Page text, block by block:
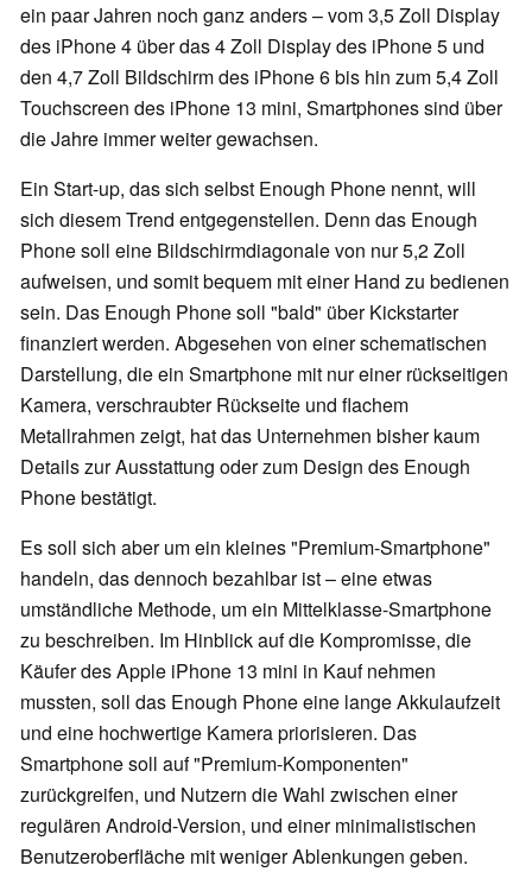
ein paar Jahren noch ganz anders – vom 3,5 Zoll Display
des iPhone 4 über das 4 Zoll Display des iPhone 5 und
den 4,7 Zoll Bildschirm des iPhone 6 bis hin zum 5,4 Zoll
Touchscreen des iPhone 13 mini, Smartphones sind über
die Jahre immer weiter gewachsen.
Ein Start-up, das sich selbst Enough Phone nennt, will
sich diesem Trend entgegenstellen. Denn das Enough
Phone soll eine Bildschirmdiagonale von nur 5,2 Zoll
aufweisen, und somit bequem mit einer Hand zu bedienen
sein. Das Enough Phone soll "bald" über Kickstarter
finanziert werden. Abgesehen von einer schematischen
Darstellung, die ein Smartphone mit nur einer rückseitigen
Kamera, verschraubter Rückseite und flachem
Metallrahmen zeigt, hat das Unternehmen bisher kaum
Details zur Ausstattung oder zum Design des Enough
Phone bestätigt.
Es soll sich aber um ein kleines "Premium-Smartphone"
handeln, das dennoch bezahlbar ist – eine etwas
umständliche Methode, um ein Mittelklasse-Smartphone
zu beschreiben. Im Hinblick auf die Kompromisse, die
Käufer des Apple iPhone 13 mini in Kauf nehmen
mussten, soll das Enough Phone eine lange Akkulaufzeit
und eine hochwertige Kamera priorisieren. Das
Smartphone soll auf "Premium-Komponenten"
zurückgreifen, und Nutzern die Wahl zwischen einer
regulären Android-Version, und einer minimalistischen
Benutzeroberfläche mit weniger Ablenkungen geben.